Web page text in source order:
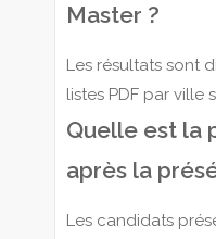
Master ?
Les résultats sont
listes PDF par ville
Quelle est la
après la
Les candidats